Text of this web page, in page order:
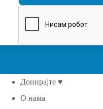
Донирајте ♥
О нама